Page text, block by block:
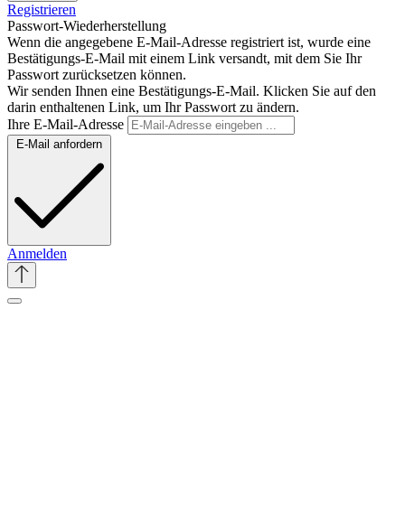
Registrieren
Passwort-Wiederherstellung
Wenn die angegebene E-Mail-Adresse registriert ist, wurde eine
Bestätigungs-E-Mail mit einem Link versandt, mit dem Sie Ihr
Passwort zurücksetzen können.
Wir senden Ihnen eine Bestätigungs-E-Mail. Klicken Sie auf den
darin enthaltenen Link, um Ihr Passwort zu ändern.
Ihre E-Mail-Adresse
E-Mail anfordern
Anmelden